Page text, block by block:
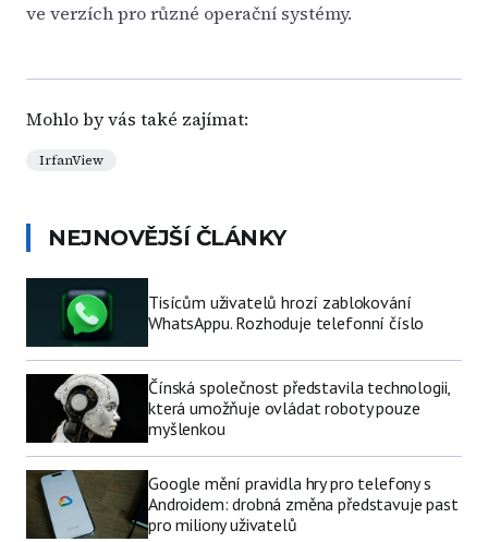
ve verzích pro různé operační systémy.
Mohlo by vás také zajímat:
IrfanView
NEJNOVĚJŠÍ ČLÁNKY
Tisícům uživatelů hrozí zablokování
WhatsAppu. Rozhoduje telefonní číslo
Čínská společnost představila technologii,
která umožňuje ovládat roboty pouze
myšlenkou
Google mění pravidla hry pro telefony s
Androidem: drobná změna představuje past
pro miliony uživatelů